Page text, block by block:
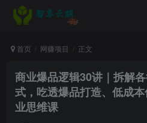
首页 网赚项目 正文
商业爆品逻辑30讲｜拆解
式，吃透爆品打造、低成
业思维课